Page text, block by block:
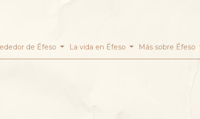
de Éfeso La vida en Éfeso Más sobre Éfeso